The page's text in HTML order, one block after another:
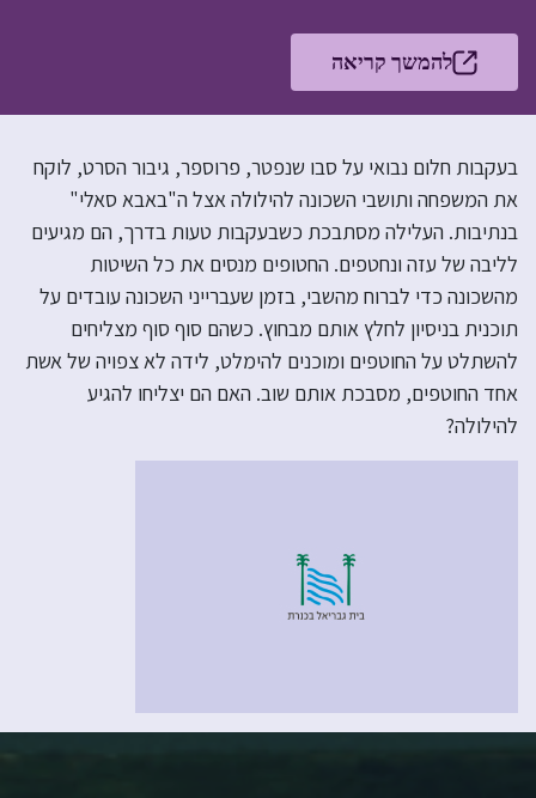
להמשך קריאה
בעקבות חלום נבואי על סבו שנפטר, פרוספר, גיבור הסרט, לוקח
את המשפחה ותושבי השכונה להילולה אצל ה"באבא סאלי"
בנתיבות. העלילה מסתבכת כשבעקבות טעות בדרך, הם מגיעים
לליבה של עזה ונחטפים. החטופים מנסים את כל השיטות
מהשכונה כדי לברוח מהשבי, בזמן שעברייני השכונה עובדים על
תוכנית בניסיון לחלץ אותם מבחוץ. כשהם סוף סוף מצליחים
להשתלט על החוטפים ומוכנים להימלט, לידה לא צפויה של אשת
אחד החוטפים, מסבכת אותם שוב. האם הם יצליחו להגיע
להילולה?